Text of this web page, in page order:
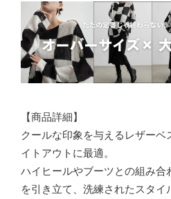
【商品詳細】
クールな印象を与えるレザーベ
イトアウトに最適。
ハイヒールやブーツとの組み合
を引き立て、洗練されたスタイ